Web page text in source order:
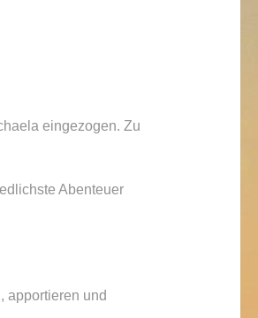
eingezogen. Zu
Abenteuer
apportieren und